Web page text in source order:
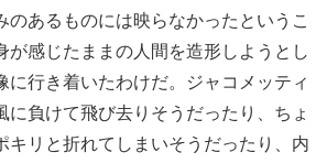
のあるものには映らなかったというこ
が感じたままの人間を造形しようとし
に行き着いたわけだ。ジャコメッティ
に負けて飛び去りそうだったり、ちょ
キリと折れてしまいそうだったり、内